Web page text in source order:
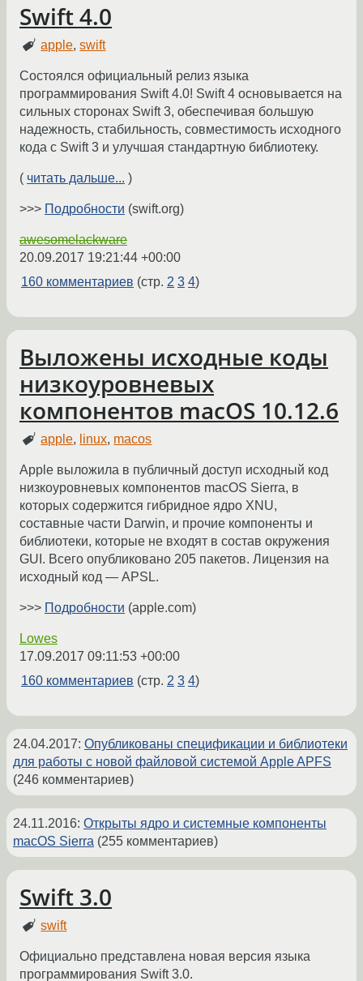
Swift 4.0
apple,swift
Состоялся официальный релиз языка
программирования Swift 4.0! Swift 4 основывается на
сильных сторонах Swift 3, обеспечивая большую
надежность, стабильность, совместимость исходного
кода с Swift 3 и улучшая стандартную библиотеку.
( читать дальше... )
>>> Подробности (swift.org)
awesomelackware
20.09.2017 19:21:44 +00:00
160 комментариев (стр. 2 3 4)
Выложены исходные коды
низкоуровневых
компонентов macOS 10.12.6
apple, linux, macos
Apple выложила в публичный доступ исходный код
низкоуровневых компонентов macOS Sierra, в
которых содержится гибридное ядро XNU,
составные части Darwin, и прочие компоненты и
библиотеки, которые не входят в состав окружения
GUI. Всего опубликовано 205 пакетов. Лицензия на
исходный код — APSL.
>>> Подробности (apple.com)
Lowes
17.09.2017 09:11:53 +00:00
160 комментариев (стр. 2 3 4)
24.04.2017: Опубликованы спецификации и библиотеки
для работы с новой файловой системой Apple APFS
(246 комментариев)
24.11.2016: Открыты ядро и системные компоненты
macOS Sierra (255 комментариев)
Swift 3.0
swift
Официально представлена новая версия языка
программирования Swift 3.0.